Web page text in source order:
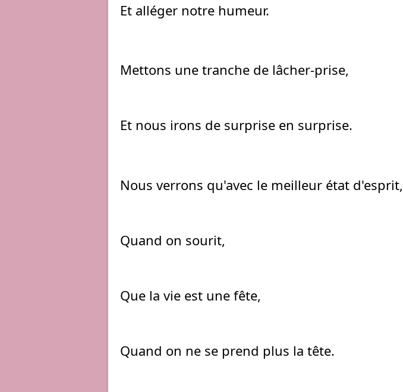
Et alléger notre humeur.
Mettons une tranche de lâcher-prise,
Et nous irons de surprise en surprise.
Nous verrons qu'avec le meilleur état d'esprit,
Quand on sourit,
Que la vie est une fête,
Quand on ne se prend plus la tête.